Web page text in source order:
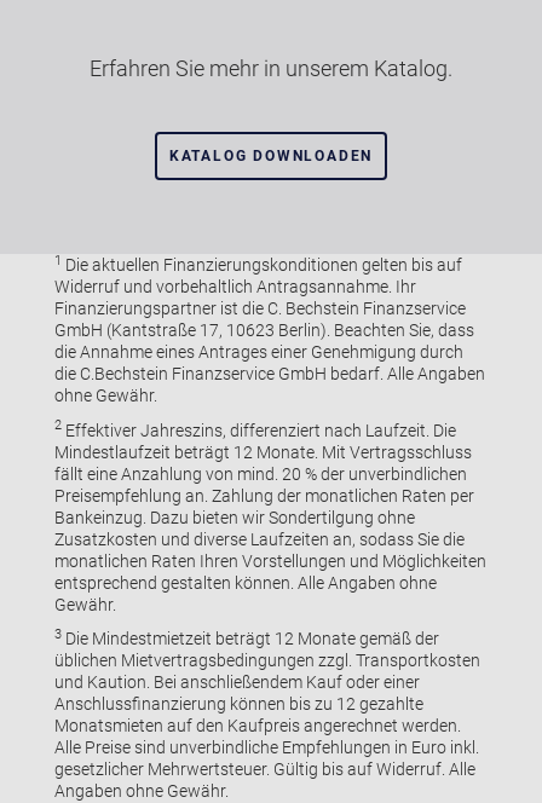
Erfahren Sie mehr in unserem Katalog.
KATALOG DOWNLOADEN
1 Die aktuellen Finanzierungskonditionen gelten bis auf
Widerruf und vorbehaltlich Antragsannahme. Ihr
Finanzierungspartner ist die C. Bechstein Finanzservice
GmbH (Kantstraße 17, 10623 Berlin). Beachten Sie, dass
die Annahme eines Antrages einer Genehmigung durch
die C.Bechstein Finanzservice GmbH bedarf. Alle Angaben
ohne Gewähr.
2Effektiver Jahreszins, differenziert nach Laufzeit. Die
Mindestlaufzeit beträgt 12 Monate. Mit Vertragsschluss
fällt eine Anzahlung von mind. 20 % der unverbindlichen
Preisempfehlung an. Zahlung der monatlichen Raten per
Bankeinzug. Dazu bieten wir Sondertilgung ohne
Zusatzkosten und diverse Laufzeiten an, sodass Sie die
monatlichen Raten Ihren Vorstellungen und Möglichkeiten
entsprechend gestalten können. Alle Angaben ohne
Gewähr.
3Die Mindestmietzeit beträgt 12 Monate gemäß der
üblichen Mietvertragsbedingungen zzgl. Transportkosten
und Kaution. Bei anschließendem Kauf oder einer
Anschlussfinanzierung können bis zu 12 gezahlte
Monatsmieten auf den Kaufpreis angerechnet werden.
Alle Preise sind unverbindliche Empfehlungen in Euro inkl.
gesetzlicher Mehrwertsteuer. Gültig bis auf Widerruf. Alle
Angaben ohne Gewähr.